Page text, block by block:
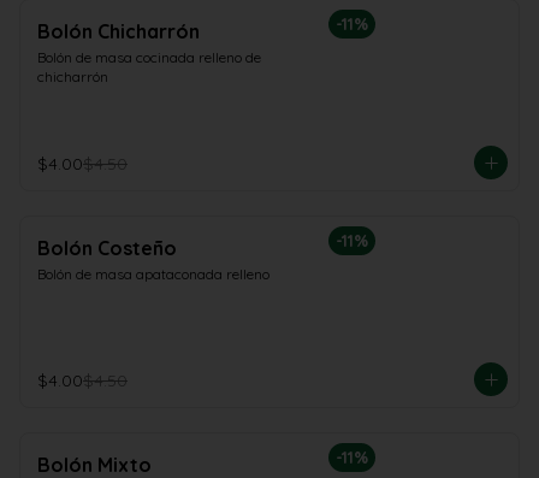
-11%
Bolón Chicharrón
Bolón de masa cocinada relleno de
chicharrón
$4.00$4.50
-11%
Bolón Costeño
Bolón de masa apataconada relleno
$4.00$4.50
-11%
Bolón Mixto